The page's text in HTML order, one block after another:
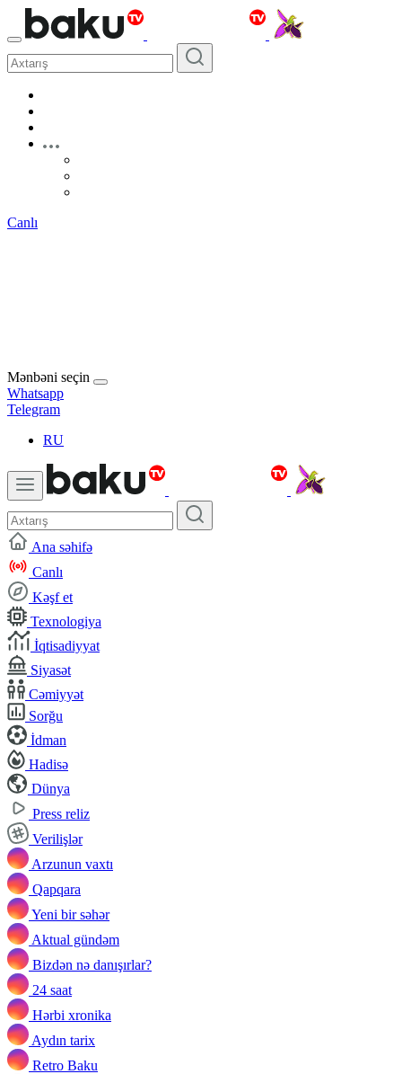
Canlı
Mənbəni seçin
Whatsapp
Telegram
RU
Ana səhifə
Canlı
Kəşf et
Texnologiya
İqtisadiyyat
Siyasət
Cəmiyyət
Sorğu
İdman
Hadisə
Dünya
Press reliz
Verilişlər
Arzunun vaxtı
Qapqara
Yeni bir səhər
Aktual gündəm
Bizdən nə danışırlar?
24 saat
Hərbi xronika
Aydın tarix
Retro Baku